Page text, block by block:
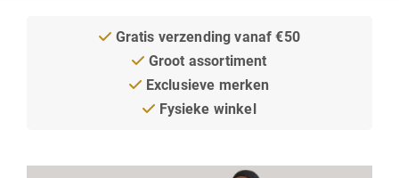
Gratis verzending vanaf €50
Groot assortiment
Exclusieve merken
Fysieke winkel